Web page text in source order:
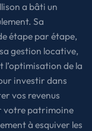
a bâti un
Sa
étape par étape,
gestion locative,
l’optimisation de la
investir dans
vos revenus
votre patrimoine
à esquiver les